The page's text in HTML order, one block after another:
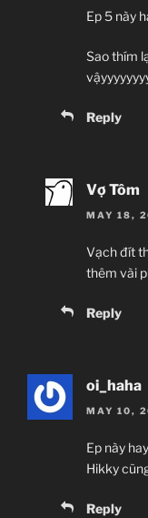
Ep 5 này
Sao thím
Reply
Vợ Tôm
MAY 18,
Vạch đít
thêm vài
Reply
oi_haha
MAY 10,
Ep này
Hikky
Reply